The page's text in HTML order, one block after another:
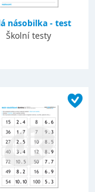
násobilka - test
Školní testy